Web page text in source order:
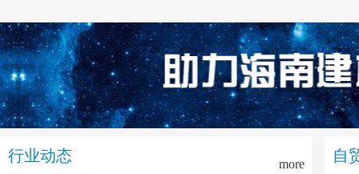
行业动态
more
自